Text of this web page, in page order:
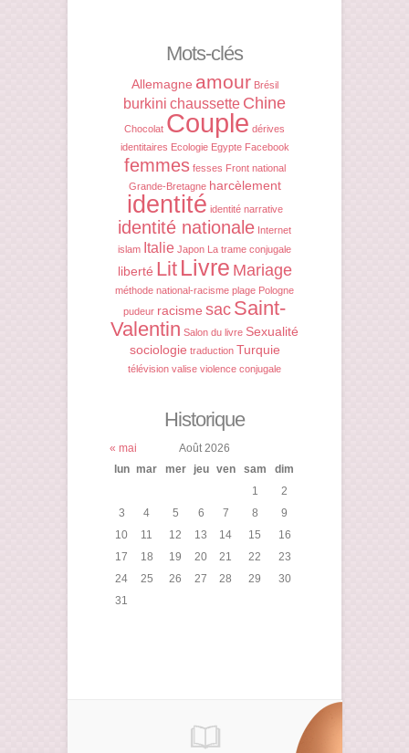
Mots-clés
Allemagne amour Brésil
burkini chaussette Chine
Chocolat Couple dérives
identitaires Ecologie Egypte Facebook
femmes fesses Front national
Grande-Bretagne harcèlement
identité identité narrative
identité nationale Internet
islam Italie Japon La trame conjugale
liberté Lit Livre Mariage
méthode national-racisme plage Pologne
pudeur racisme sac Saint-
Valentin Salon du livre Sexualité
sociologie traduction Turquie
télévision valise violence conjugale
Historique
« mai
Août 2026
lun mar mer jeu ven sam
dim
1
2
3
4 5 6 7 8
9
10
11 12 13 14 15
16
17
18 19 20 21 22
23
24
25 26 27 28 29
30
31